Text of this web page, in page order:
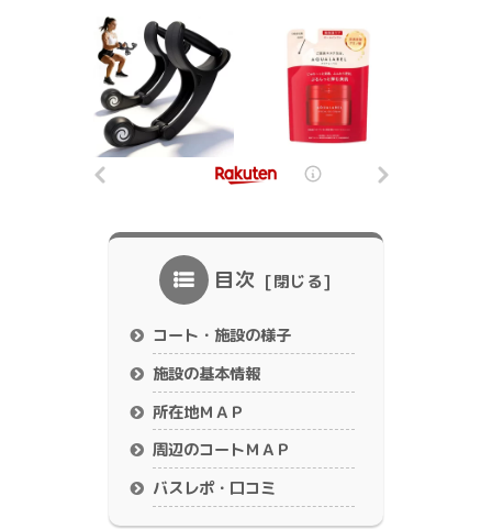
目次
コート・施設の様子
施設の基本情報
所在地ＭＡＰ
周辺のコートＭＡＰ
バスレポ・口コミ